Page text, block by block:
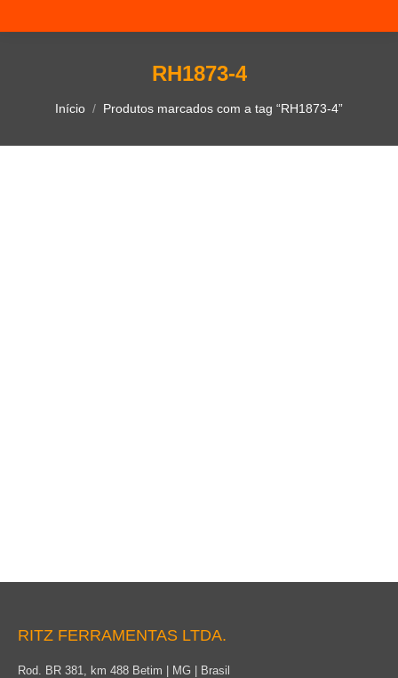
RH1873-4
Você está aqui:
Início Produtos marcados com a tag “RH1873-4”
RITZ FERRAMENTAS LTDA.
Rod. BR 381, km 488 Betim | MG | Brasil